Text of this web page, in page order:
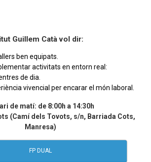
Guillem Catà vol dir:
ben equipats.
activitats en entorn real:
de dia.
vivencial per encarar el món laboral.
de matí: de 8:00h a 14:30h
(Camí dels Tovots, s/n, Barriada Cots,
Manresa)
FP DUAL